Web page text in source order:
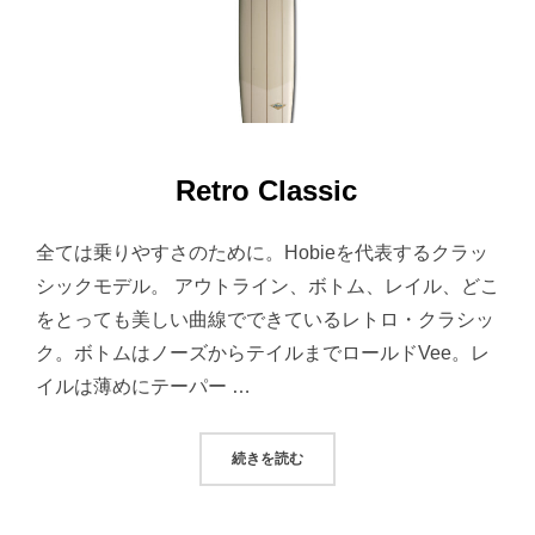
Retro Classic
全ては乗りやすさのために。Hobieを代表するクラッ
シックモデル。 アウトライン、ボトム、レイル、どこ
をとっても美しい曲線でできているレトロ・クラシッ
ク。ボトムはノーズからテイルまでロールドVee。レ
イルは薄めにテーパー …
続きを読む“RETRO CLASSIC”